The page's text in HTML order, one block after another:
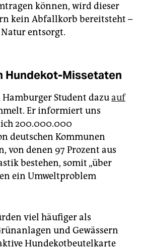
können, wird dieser
kein Abfallkorb bereitsteht –
entsorgt.
Hundekot-Missetaten
Hamburger Student dazuauf
Er informiert uns
200.000.000
deutschen Kommunen
von denen 97 Prozent aus
bestehen, somit „über
ein Umweltproblem
viel häufiger als
und Gewässern
Hundekotbeutelkarte